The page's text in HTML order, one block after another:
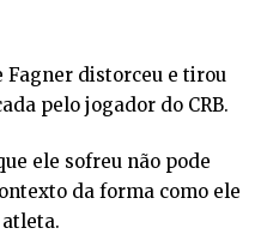
distorceu e tirou
pelo jogador do CRB.
ele sofreu não pode
da forma como ele